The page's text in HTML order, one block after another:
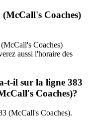
Coaches)
Coaches)
aussi l'horaire des
t-il sur la ligne 383
Coaches)?
(McCall's Coaches).